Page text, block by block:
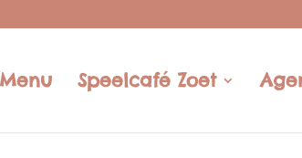
Menu Speelcafé Zoet